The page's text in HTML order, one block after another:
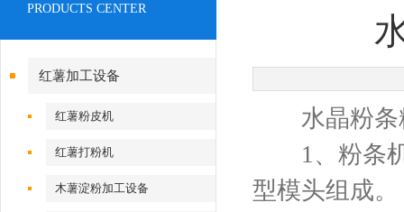
PRODUCTS CENTER
红薯加工设备
红薯粉皮机
红薯打粉机
木薯淀粉加工设备
水晶粉条
1、粉条机
型模头组成。